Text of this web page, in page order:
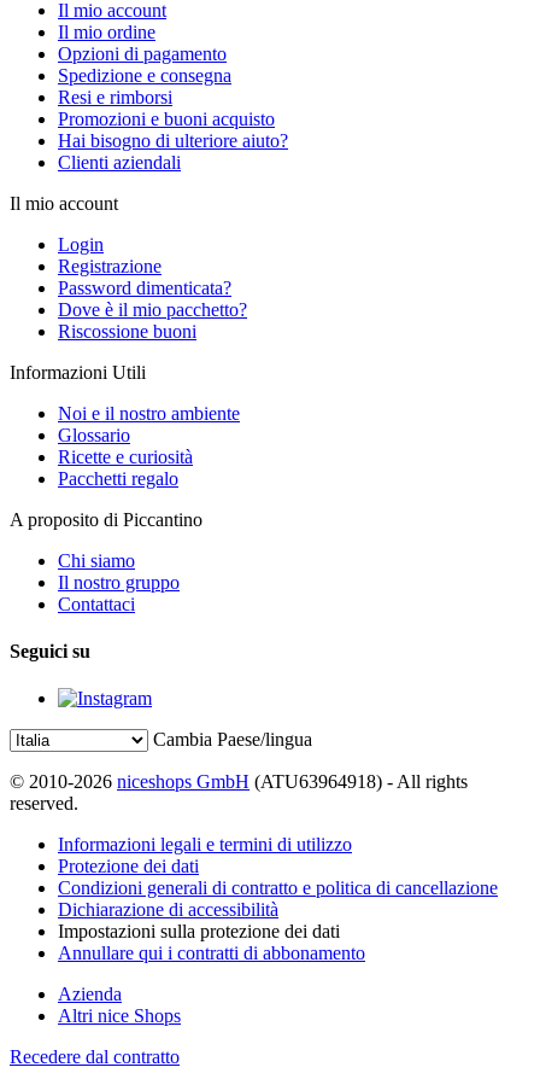
Il mio account
Il mio ordine
Opzioni di pagamento
Spedizione e consegna
Resi e rimborsi
Promozioni e buoni acquisto
Hai bisogno di ulteriore aiuto?
Clienti aziendali
Il mio account
Login
Registrazione
Password dimenticata?
Dove è il mio pacchetto?
Riscossione buoni
Informazioni Utili
Noi e il nostro ambiente
Glossario
Ricette e curiosità
Pacchetti regalo
A proposito di Piccantino
Chi siamo
Il nostro gruppo
Contattaci
Seguici su
Cambia Paese/lingua
© 2010-2026 niceshops GmbH (ATU63964918) - All rights
reserved.
Informazioni legali e termini di utilizzo
Protezione dei dati
Condizioni generali di contratto e politica di cancellazione
Dichiarazione di accessibilità
Impostazioni sulla protezione dei dati
Annullare qui i contratti di abbonamento
Azienda
Altri nice Shops
Recedere dal contratto